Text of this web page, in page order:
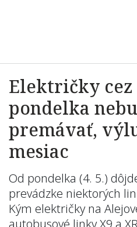
Električky
pondelka
premávať,
mesiac
Od pondelka (4. 5.)
prevádzke niektorých
Kým električky na
autobusové linky X9 a